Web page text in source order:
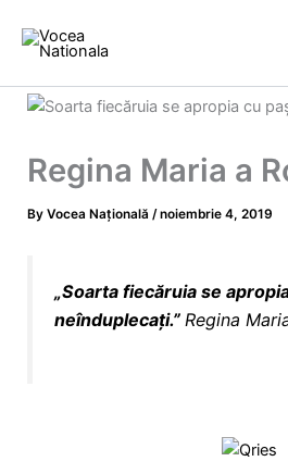
content
Regina Maria a
By Vocea Națională /noiembrie 4, 2019
„Soarta fiecăruia se
neînduplecați.” Regina